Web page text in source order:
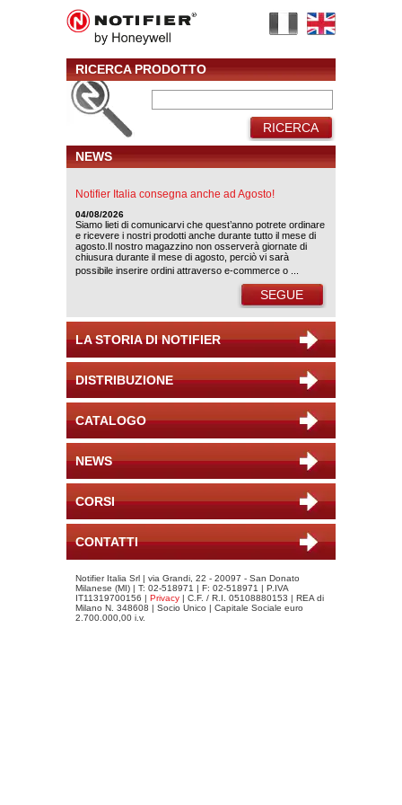
RICERCA PRODOTTO
RICERCA
NEWS
Notifier Italia consegna anche ad Agosto!
04/08/2026
Siamo lieti di comunicarvi che quest’anno potrete ordinare
e ricevere i nostri prodotti anche durante tutto il mese di
agosto.Il nostro magazzino non osserverà giornate di
chiusura durante il mese di agosto, perciò vi sarà
possibile inserire ordini attraverso e-commerce o ...
SEGUE
LA STORIA DI NOTIFIER
DISTRIBUZIONE
CATALOGO
NEWS
CORSI
CONTATTI
Notifier Italia Srl | via Grandi, 22 - 20097 - San Donato
Milanese (MI) | T: 02-518971 | F: 02-518971 | P.IVA
IT11319700156 | Privacy | C.F. / R.I. 05108880153 | REA di
Milano N. 348608 | Socio Unico | Capitale Sociale euro
2.700.000,00 i.v.